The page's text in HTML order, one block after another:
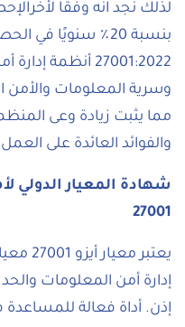
لذلك نجد انه وفقًا
27001:2022
وسرية المعلومات والأمن
مما يثبت زيادة وعى
والفوائد العائدة على
شهادة المعيار الدولي
27001
يعتبر
إدارة أمن المعلومات
إذن. أداة فعالة